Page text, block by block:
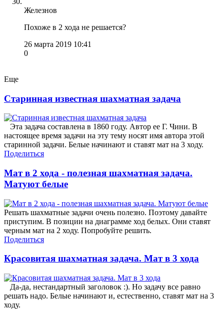
Железнов
Похоже в 2 хода не решается?
26 марта 2019 10:41
0
Еще
Старинная известная шахматная задача
Эта задача составлена в 1860 году. Автор ее Г. Чини. В
настоящее время задачи на эту тему носят имя автора этой
старинной задачи. Белые начинают и ставят мат на 3 ходу.
Поделиться
Мат в 2 хода - полезная шахматная задача.
Матуют белые
Решать шахматные задачи очень полезно. Поэтому давайте
приступим. В позиции на диаграмме ход белых. Они ставят
черным мат на 2 ходу. Попробуйте решить.
Поделиться
Красовитая шахматная задача. Мат в 3 хода
Да-да, нестандартный заголовок :). Но задачу все равно
решать надо. Белые начинают и, естественно, ставят мат на 3
ходу.